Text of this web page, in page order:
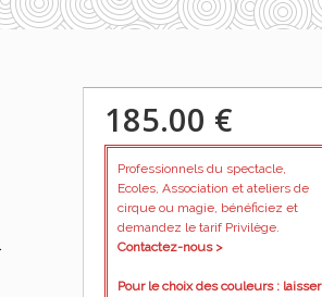
185.00 €
Professionnels du spectacle,
Ecoles, Association et ateliers de
cirque ou magie, bénéficiez et
demandez le tarif Privilège.
Contactez-nous >
Pour le choix des couleurs : laisser